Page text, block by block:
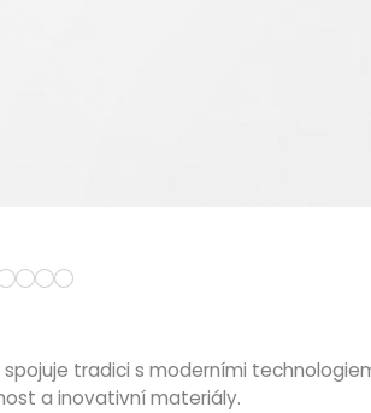
tradici s moderními
a inovativní materiály.